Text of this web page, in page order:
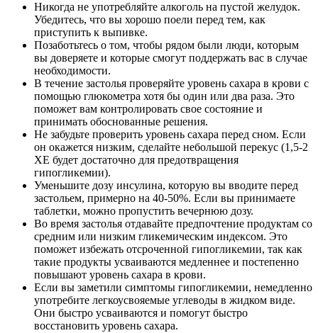
Никогда не употребляйте алкоголь на пустой желудок.
Убедитесь, что вы хорошо поели перед тем, как
приступить к выпивке.
Позаботьтесь о том, чтобы рядом были люди, которым
вы доверяете и которые смогут поддержать вас в случае
необходимости.
В течение застолья проверяйте уровень сахара в крови с
помощью глюкометра хотя бы один или два раза. Это
поможет вам контролировать свое состояние и
принимать обоснованные решения.
Не забудьте проверить уровень сахара перед сном. Если
он окажется низким, сделайте небольшой перекус (1,5-2
ХЕ будет достаточно для предотвращения
гипогликемии).
Уменьшите дозу инсулина, которую вы вводите перед
застольем, примерно на 40-50%. Если вы принимаете
таблетки, можно пропустить вечернюю дозу.
Во время застолья отдавайте предпочтение продуктам со
средним или низким гликемическим индексом. Это
поможет избежать отсроченной гипогликемии, так как
такие продукты усваиваются медленнее и постепенно
повышают уровень сахара в крови.
Если вы заметили симптомы гипогликемии, немедленно
употребите легкоусвояемые углеводы в жидком виде.
Они быстро усваиваются и помогут быстро
восстановить уровень сахара.